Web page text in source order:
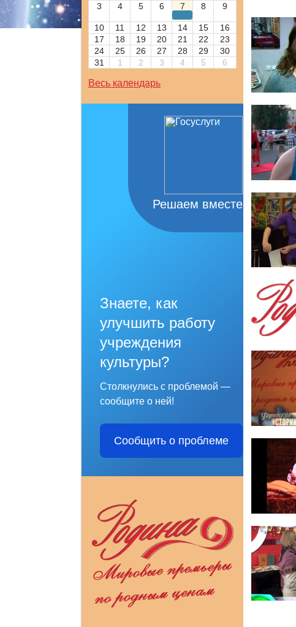
3 4 5 6 7 8 9
10 11 12 13 14 15
16
17
18 19 20 21 22
23
24
25 26 27 28 29
30
31
1 2 3 4 5 6
Весь календарь
Решаем вместе
Знаете, как
улучшить работу
учреждения
культуры?
Столкнулись с проблемой —
сообщите о ней!
Сообщить о проблеме